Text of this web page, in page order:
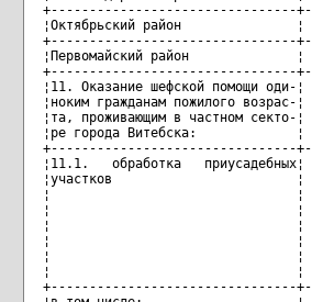
+--------------------------------
¦Октябрьский район
+--------------------------------
¦Первомайский район
+--------------------------------
¦11. Оказание шефской
¦ноким гражданам
¦та, проживающим в
¦ре города Витебска:
+--------------------------------
¦11.1.   обработка
¦участков                        ¦
¦                                ¦
¦                                ¦
¦                                ¦
¦                                ¦
¦                                ¦
¦                                ¦
+--------------------------------